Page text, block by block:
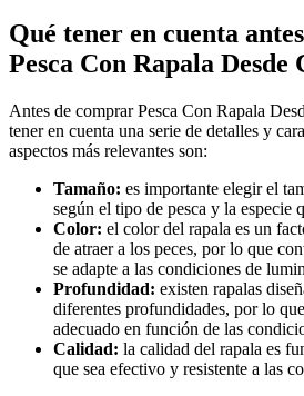
Qué tener en cuenta
Pesca Con Rapala Desde
Antes de comprar Pesca Con Rapala
tener en cuenta una serie de detalles y
aspectos más relevantes son:
Tamaño: es importante elegir el
según el tipo de pesca y la especie
Color: el color del rapala es un
de atraer a los peces, por lo que
se adapte a las condiciones de
Profundidad: existen rapalas
diferentes profundidades, por lo
adecuado en función de las
Calidad: la calidad del rapala es
que sea efectivo y resistente a las